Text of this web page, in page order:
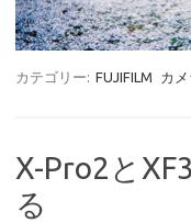
カテゴリー: FUJIFILM カメ
X-Pro2と
る